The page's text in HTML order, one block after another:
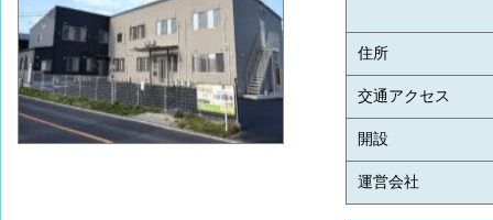
住所
交通アクセス
開設
運営会社